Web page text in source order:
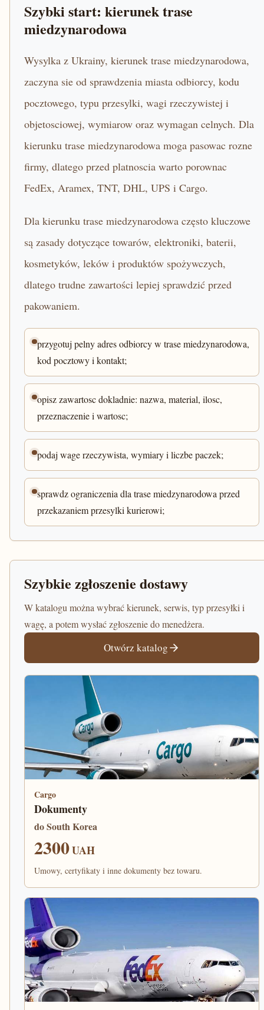
Szybki start: kierunek trase
miedzynarodowa
Wysylka z Ukrainy, kierunek trase miedzynarodowa,
zaczyna sie od sprawdzenia miasta odbiorcy, kodu
pocztowego, typu przesylki, wagi rzeczywistej i
objetosciowej, wymiarow oraz wymagan celnych. Dla
kierunku trase miedzynarodowa moga pasowac rozne
firmy, dlatego przed platnoscia warto porownac
FedEx, Aramex, TNT, DHL, UPS i Cargo.
Dla kierunku trase miedzynarodowa często kluczowe
są zasady dotyczące towarów, elektroniki, baterii,
kosmetyków, leków i produktów spożywczych,
dlatego trudne zawartości lepiej sprawdzić przed
pakowaniem.
przygotuj pelny adres odbiorcy w trase miedzynarodowa,
kod pocztowy i kontakt;
opisz zawartosc dokladnie: nazwa, material, ilosc,
przeznaczenie i wartosc;
podaj wage rzeczywista, wymiary i liczbe paczek;
sprawdz ograniczenia dla trase miedzynarodowa przed
przekazaniem przesylki kurierowi;
Szybkie zgłoszenie dostawy
W katalogu można wybrać kierunek, serwis, typ przesyłki i
wagę, a potem wysłać zgłoszenie do menedżera.
Otwórz katalog
Cargo
Dokumenty
do South Korea
2300UAH
Umowy, certyfikaty i inne dokumenty bez towaru.